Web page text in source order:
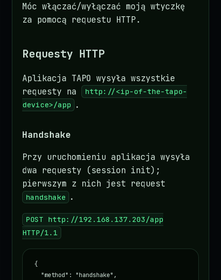
Móc włączać/wyłączać moją wtyczkę
za pomocą requestu HTTP.
Requesty HTTP
Aplikacja TAPO wysyła wszystkie
requesty na
http://<ip-of-the-tapo-
device>/app
.
Handshake
Przy uruchomieniu aplikacja wysyła
dwa requesty (session init);
pierwszym z nich jest request
handshake .
POST http://192.168.137.203/app
HTTP/1.1
{
  "method": "handshake",